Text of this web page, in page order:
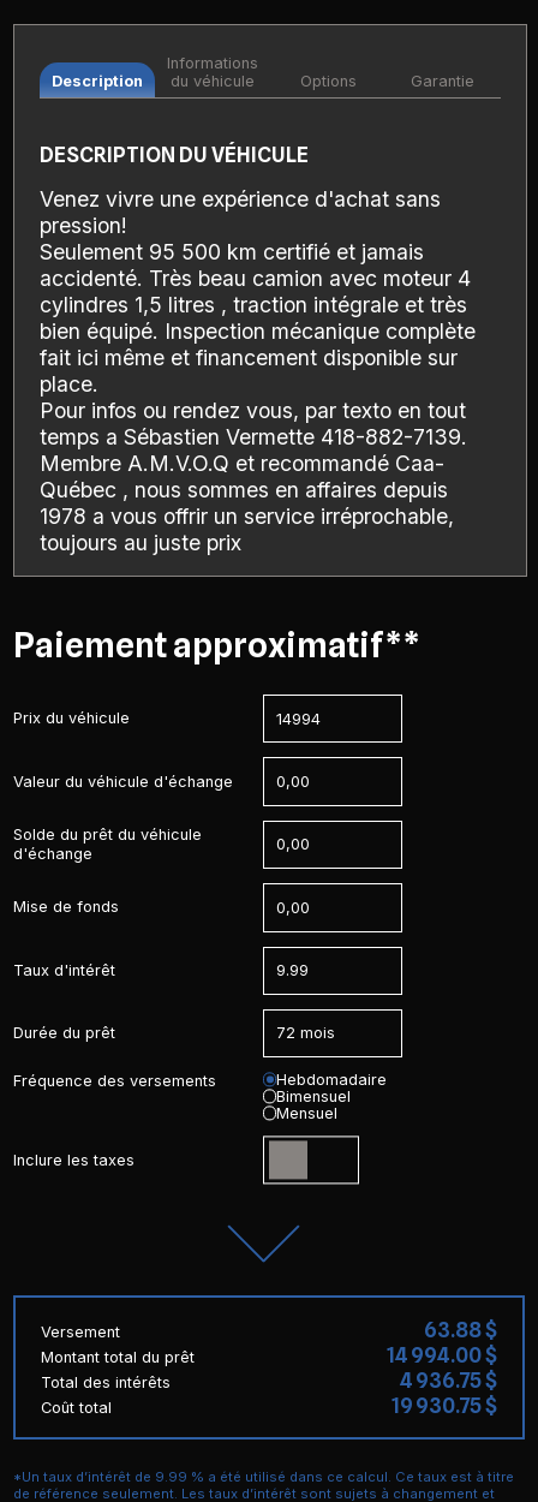
Description
Informations
du véhicule
Options Garantie
DESCRIPTION DU VÉHICULE
Venez vivre une expérience d'achat sans
pression!
Seulement 95 500 km certifié et jamais
accidenté. Très beau camion avec moteur 4
cylindres 1,5 litres , traction intégrale et très
bien équipé. Inspection mécanique complète
fait ici même et financement disponible sur
place.
Pour infos ou rendez vous, par texto en tout
temps a Sébastien Vermette 418-882-7139.
Membre A.M.V.O.Q et recommandé Caa-
Québec , nous sommes en affaires depuis
1978 a vous offrir un service irréprochable,
toujours au juste prix
Paiement approximatif**
Prix du véhicule
Valeur du véhicule d'échange
Solde du prêt du véhicule
d'échange
Mise de fonds
Taux d'intérêt
Durée du prêt
Fréquence des versements
Hebdomadaire
Bimensuel
Mensuel
Inclure les taxes
Versement 63.88 $
Montant total du prêt 14 994.00 $
Total des intérêts 4 936.75 $
Coût total 19 930.75 $
*Un taux d’intérêt de 9.99 % a été utilisé dans ce calcul. Ce taux est à titre
de référence seulement. Les taux d’intérêt sont sujets à changement et